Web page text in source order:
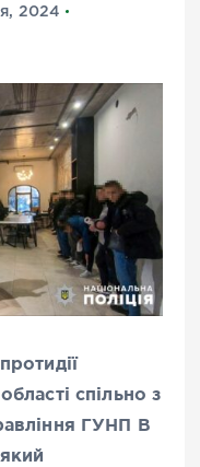
2024
області спільно з
ГУНП В